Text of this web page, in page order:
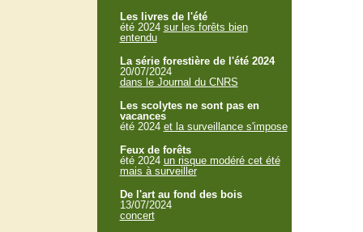
Les livres de l'été
été 2024 sur les forêts bien
entendu
La série forestière de l'été 2024
20/07/2024
dans le Journal du CNRS
Les scolytes ne sont pas en
vacances
été 2024 et la surveillance s'impose
Feux de forêts
été 2024 un risque modéré cet été
mais à surveiller
De l'art au fond des bois
13/07/2024
concert